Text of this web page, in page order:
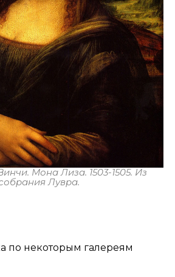
Мона Лиза. 1503-1505. Из
Лувра.
по некоторым галереям